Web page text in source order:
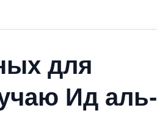
для
Ид аль-